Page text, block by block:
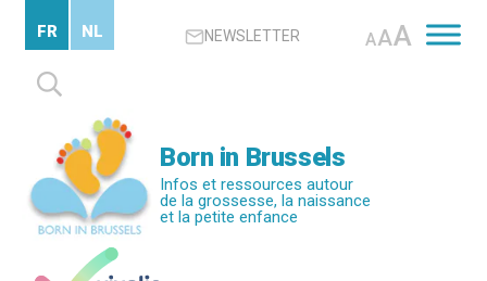
contenu
principal
NEWSLETTER AAA
Rechercher :
FR NL
Born in Brussels
Infos et ressources autour
de la grossesse, la naissance
et la petite enfance